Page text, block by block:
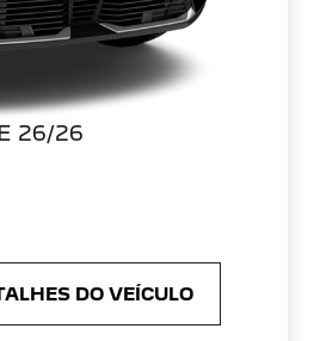
26/26
DO VEÍCULO